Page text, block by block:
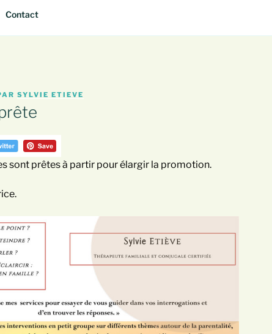
Contact
SYLVIE ETIEVE
sont prêtes à partir pour élargir la promotion.